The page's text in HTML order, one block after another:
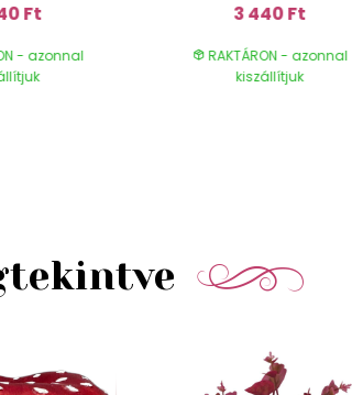
Ft
- azonnal
3 440 Ft
RAKTÁRON - azonnal
kiszállítjuk